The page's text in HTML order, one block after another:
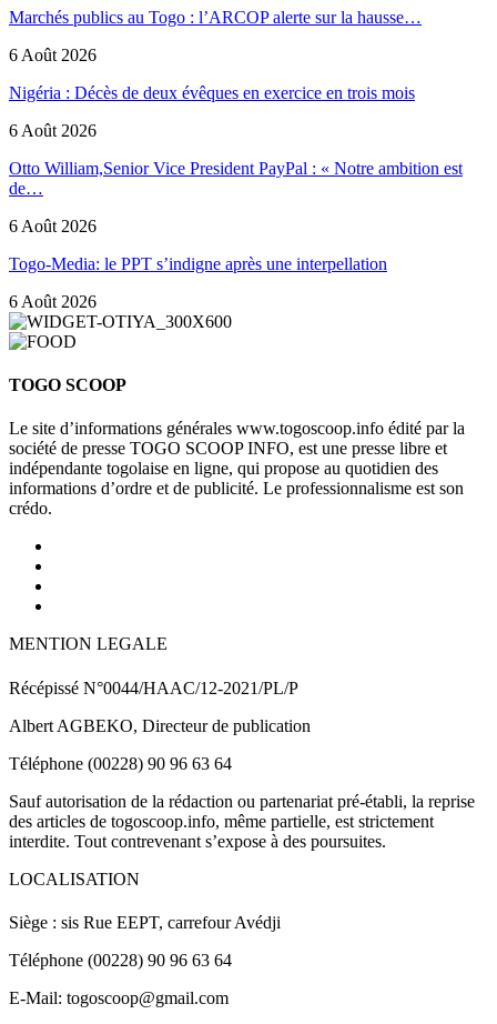
Marchés publics au Togo : l’ARCOP alerte sur la hausse…
6 Août 2026
Nigéria : Décès de deux évêques en exercice en trois mois
6 Août 2026
Otto William,Senior Vice President PayPal : « Notre ambition est
de…
6 Août 2026
Togo-Media: le PPT s’indigne après une interpellation
6 Août 2026
TOGO SCOOP
Le site d’informations générales www.togoscoop.info édité par la
société de presse TOGO SCOOP INFO, est une presse libre et
indépendante togolaise en ligne, qui propose au quotidien des
informations d’ordre et de publicité. Le professionnalisme est son
crédo.
MENTION LEGALE
Récépissé N°0044/HAAC/12-2021/PL/P
Albert AGBEKO, Directeur de publication
Téléphone (00228) 90 96 63 64
Sauf autorisation de la rédaction ou partenariat pré-établi, la reprise
des articles de togoscoop.info, même partielle, est strictement
interdite. Tout contrevenant s’expose à des poursuites.
LOCALISATION
Siège : sis Rue EEPT, carrefour Avédji
Téléphone (00228) 90 96 63 64
E-Mail: togoscoop@gmail.com